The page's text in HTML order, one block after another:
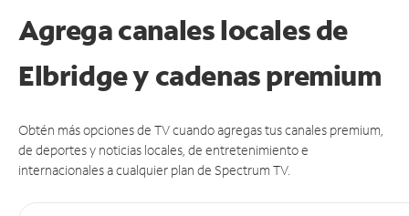
Agrega canales locales de
Elbridge y cadenas premium
Obtén más opciones de TV cuando agregas tus canales premium,
de deportes y noticias locales, de entretenimiento e
internacionales a cualquier plan de Spectrum TV.